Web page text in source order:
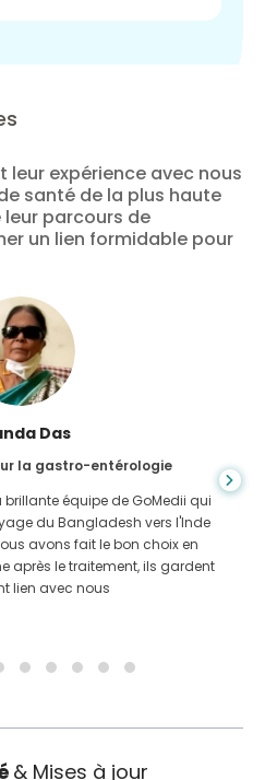
expérience avec nous
santé de la plus haute
parcours de
un lien formidable pour
Das
la gastro-entérologie
équipe de GoMedii qui
du Bangladesh vers l'Inde
avons fait le bon choix en
après le traitement, ils gardent
lien avec nous
& Mises à jour